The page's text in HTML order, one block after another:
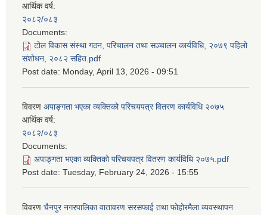
आर्थिक वर्ष:
२०८२/०८३
Documents:
टोल विकास संस्था गठन, परिचालन तथा सञ्चालन कार्यविधि, २०७९ पहिलो
संशोधन, २०८२ सहित.pdf
Post date: Monday, April 13, 2026 - 09:51
विवरण अपाङ्गता भएका व्यक्तिको परिचयपत्र वितरण कार्यविधि २०७५
आर्थिक वर्ष:
२०८२/०८३
Documents:
अपाङ्गता भएका व्यक्तिको परिचयपत्र वितरण कार्यविधि २०७५.pdf
Post date: Tuesday, February 24, 2026 - 15:55
विवरण चैनपुर नगरपालिका वातावरण सरसफाई तथा फोहोरमैला व्यवस्थापन